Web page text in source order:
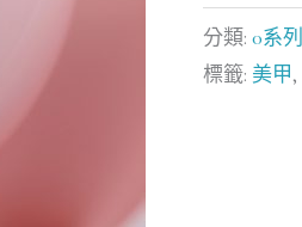
020
數
分類: 0系列
標籤: 美甲,